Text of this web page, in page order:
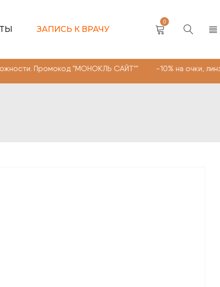
ЗАПИСЬ К ВРАЧУ
0
"МОНОКЛЬ САЙТ"" -10% на очки, линзы